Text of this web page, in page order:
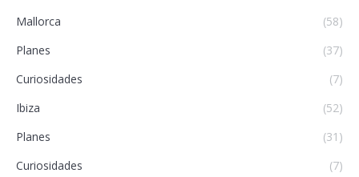
Mallorca
(58)
Planes
(37)
Curiosidades
(7)
Ibiza
(52)
Planes
(31)
Curiosidades
(7)